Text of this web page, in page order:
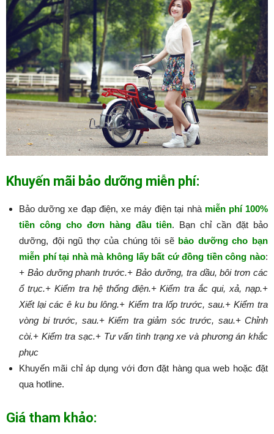
Khuyến mãi bảo dưỡng miễn phí:
Bảo dưỡng xe đạp điện, xe máy điện tại nhà miễn phí 100%
tiền công cho đơn hàng đầu tiên. Bạn chỉ cần đặt bảo
dưỡng, đội ngũ thợ của chúng tôi sẽ bảo dưỡng cho bạn
miễn phí tại nhà mà không lấy bất cứ đồng tiền công nào:​​​​​
+ Bảo dưỡng phanh trước.+ Bảo dưỡng, tra dầu, bôi trơn các
ổ trục.+ Kiểm tra hệ thống điện.+ Kiểm tra ắc qui, xả, nạp.+
Xiết lại các ê ku bu lông.+ Kiểm tra lốp trước, sau.+ Kiểm tra
vòng bi trước, sau.+ Kiểm tra giảm sóc trước, sau.+ Chỉnh
còi.+ Kiểm tra sạc.+ Tư vấn tình trạng xe và phương án khắc
phục
Khuyến mãi chỉ áp dụng với đơn đặt hàng qua web hoặc đặt
qua hotline.
Giá tham khảo: